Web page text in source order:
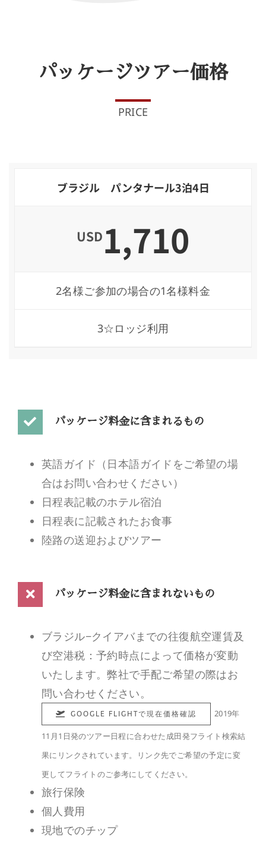
パッケージツアー価格
PRICE
ブラジル パンタナール3泊4日
USD1,710
2名様ご参加の場合の1名様料金
3☆ロッジ利用
パッケージ料金に含まれるもの
英語ガイド（日本語ガイドをご希望の場
合はお問い合わせください）
日程表記載のホテル宿泊
日程表に記載されたお食事
陸路の送迎およびツアー
パッケージ料金に含まれないもの
ブラジル−クイアバまでの往復航空運賃及
び空港税：予約時点によって価格が変動
いたします。弊社で手配ご希望の際はお
問い合わせください。
GOOGLE FLIGHTで現在価格確認 2019年
11月1日発のツアー日程に合わせた成田発フライト検索結
果にリンクされています。リンク先でご希望の予定に変
更してフライトのご参考にしてください。
旅行保険
個人費用
現地でのチップ